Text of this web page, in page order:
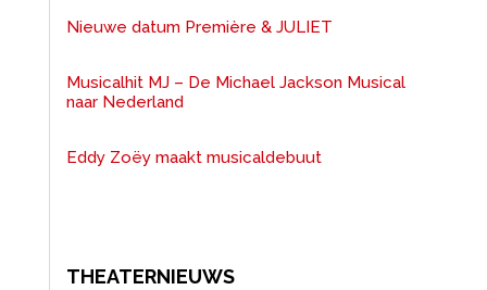
Nieuwe datum Première & JULIET
Musicalhit MJ – De Michael Jackson Musical
naar Nederland
Eddy Zoëy maakt musicaldebuut
THEATERNIEUWS